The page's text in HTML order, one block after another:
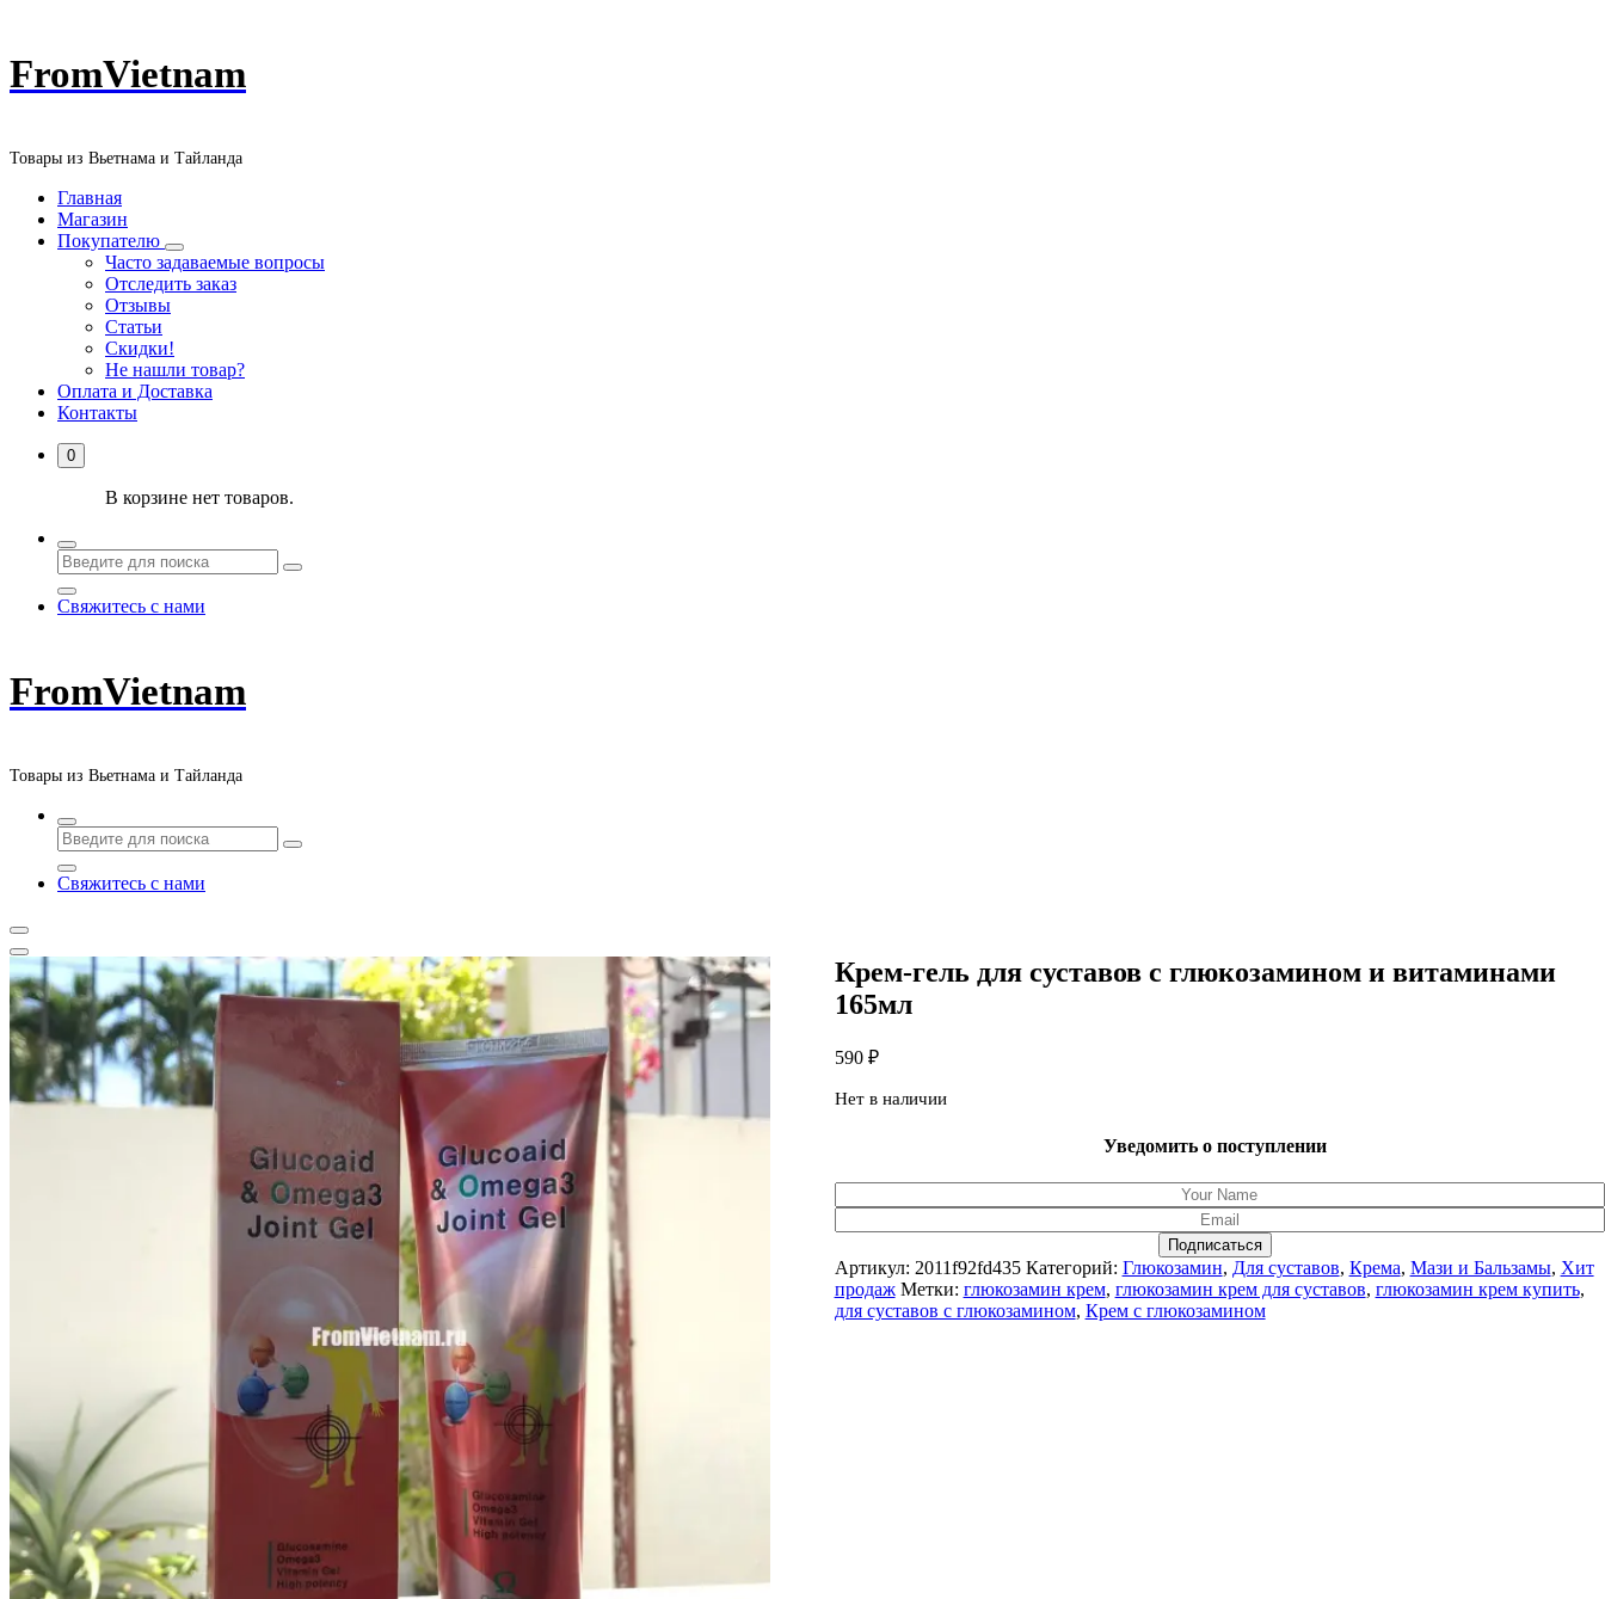
Перейти
к
FromVietnam
Товары из Вьетнама и Тайланда
Главная
Магазин
Покупателю
Часто задаваемые вопросы
Отследить заказ
Отзывы
Статьи
Скидки!
Не нашли товар?
Оплата и Доставка
Контакты
0
В корзине нет товаров.
Свяжитесь с нами
FromVietnam
Товары из Вьетнама и Тайланда
Свяжитесь с нами
Крем-гель для суставов с глюкозамином и витаминами
165мл
590 ₽
Нет в наличии
Уведомить о поступлении
Подписаться
Артикул: 2011f92fd435 Категорий: Глюкозамин, Для суставов, Крема, Мази и Бальзамы, Хит
продаж Метки: глюкозамин крем, глюкозамин крем для суставов, глюкозамин крем купить,
для суставов с глюкозамином, Крем с глюкозамином